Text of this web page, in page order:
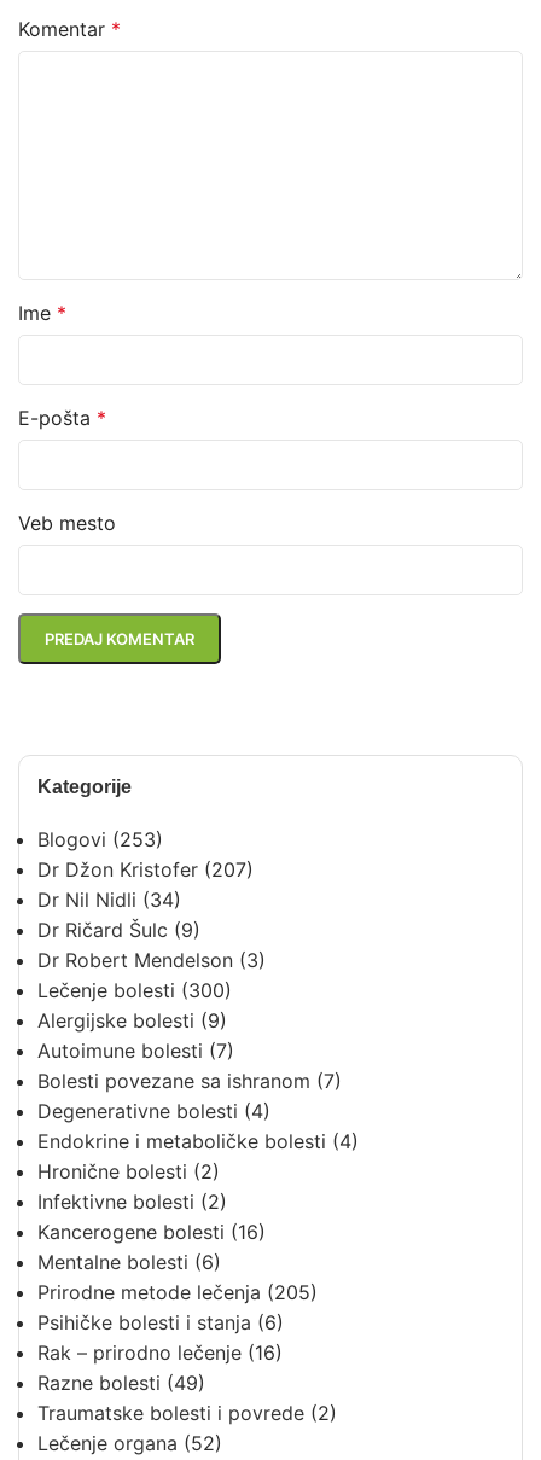
Kategorije
Blogovi (253)
Dr Džon Kristofer (207)
Dr Nil Nidli (34)
Dr Ričard Šulc (9)
Dr Robert Mendelson (3)
Lečenje bolesti (300)
Alergijske bolesti (9)
Autoimune bolesti (7)
Bolesti povezane sa ishranom (7)
Degenerativne bolesti (4)
Endokrine i metaboličke bolesti (4)
Hronične bolesti (2)
Infektivne bolesti (2)
Kancerogene bolesti (16)
Mentalne bolesti (6)
Prirodne metode lečenja (205)
Psihičke bolesti i stanja (6)
Rak – prirodno lečenje (16)
Razne bolesti (49)
Traumatske bolesti i povrede (2)
Lečenje organa (52)
Komentar *
Ime *
E-pošta *
Veb mesto